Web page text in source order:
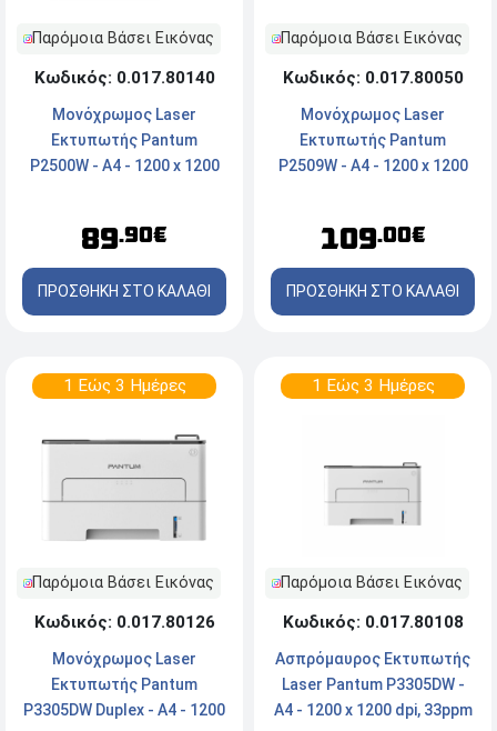
Παρόμοια Βάσει Εικόνας
Κωδικός: 0.017.80140
Μονόχρωμος Laser
Εκτυπωτής Pantum
P2500W - A4 - 1200 x 1200
89.90€
ΠΡΟΣΘΗΚΗ ΣΤΟ ΚΑΛΑΘΙ
Παρόμοια Βάσει Εικόνας
Κωδικός: 0.017.80050
Μονόχρωμος Laser
Εκτυπωτής Pantum
P2509W - A4 - 1200 x 1200
109.00€
ΠΡΟΣΘΗΚΗ ΣΤΟ ΚΑΛΑΘΙ
1 Εώς 3 Ημέρες
Παρόμοια Βάσει Εικόνας
Κωδικός: 0.017.80126
Μονόχρωμος Laser
Εκτυπωτής Pantum
P3305DW Duplex - A4 - 1200
1 Εώς 3 Ημέρες
Παρόμοια Βάσει Εικόνας
Κωδικός: 0.017.80108
Ασπρόμαυρος Εκτυπωτής
Laser Pantum P3305DW -
A4 - 1200 x 1200 dpi, 33ppm